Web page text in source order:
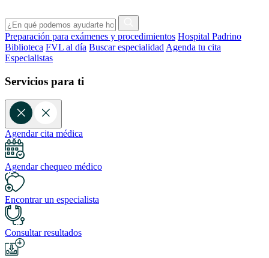
Preparación para exámenes y procedimientos Hospital Padrino
Biblioteca FVL al día Buscar especialidad Agenda tu cita
Especialistas
Servicios para ti
Agendar cita médica
Agendar chequeo médico
Encontrar un especialista
Consultar resultados